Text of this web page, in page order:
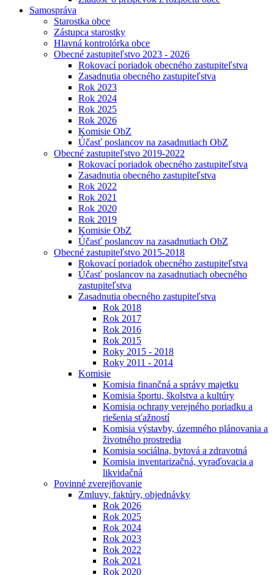
Samospráva
Starostka obce
Zástupca starostky
Hlavná kontrolórka obce
Obecné zastupiteľstvo 2023 - 2026
Rokovací poriadok obecného zastupiteľstva
Zasadnutia obecného zastupiteľstva
Rok 2023
Rok 2024
Rok 2025
Rok 2026
Komisie ObZ
Účasť poslancov na zasadnutiach ObZ
Obecné zastupiteľstvo 2019-2022
Rokovací poriadok obecného zastupiteľstva
Zasadnutia obecného zastupiteľstva
Rok 2022
Rok 2021
Rok 2020
Rok 2019
Komisie ObZ
Účasť poslancov na zasadnutiach ObZ
Obecné zastupiteľstvo 2015-2018
Rokovací poriadok obecného zastupiteľstva
Účasť poslancov na zasadnutiach obecného
zastupiteľstva
Zasadnutia obecného zastupiteľstva
Rok 2018
Rok 2017
Rok 2016
Rok 2015
Roky 2015 - 2018
Roky 2011 - 2014
Komisie
Komisia finančná a správy majetku
Komisia športu, školstva a kultúry
Komisia ochrany verejného poriadku a
riešenia sťažností
Komisia výstavby, územného plánovania a
životného prostredia
Komisia sociálna, bytová a zdravotná
Komisia inventarizačná, vyraďovacia a
likvidačná
Povinné zverejňovanie
Zmluvy, faktúry, objednávky
Rok 2026
Rok 2025
Rok 2024
Rok 2023
Rok 2022
Rok 2021
Rok 2020